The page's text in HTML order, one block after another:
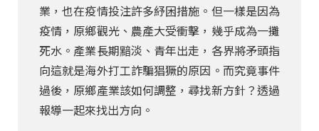
業，也在疫情投注許多紓困措施。但一樣是因為
疫情，原鄉觀光、農產大受衝擊，幾乎成為一攤
死水。產業長期黯淡、青年出走，各界將矛頭指
向這就是海外打工詐騙猖獗的原因。而究竟事件
過後，原鄉產業該如何調整，尋找新方針？透過
報導一起來找出方向。